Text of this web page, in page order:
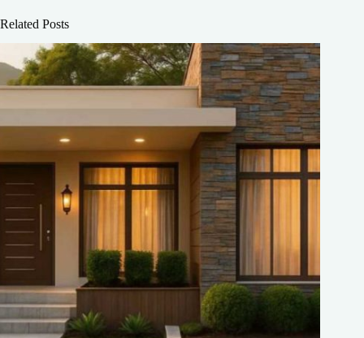
Related Posts